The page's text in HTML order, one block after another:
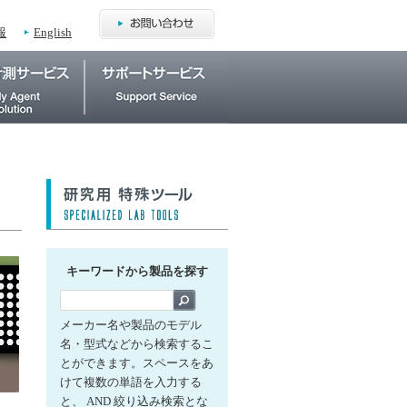
English
キーワードから製品を探す
メーカー名や製品のモデル
名・型式などから検索するこ
とができます。スペースをあ
けて複数の単語を入力する
と、 AND 絞り込み検索とな